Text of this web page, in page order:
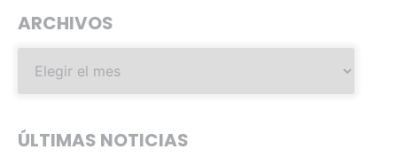
ARCHIVOS
ÚLTIMAS NOTICIAS